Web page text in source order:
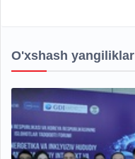
O'xshash yangiliklar